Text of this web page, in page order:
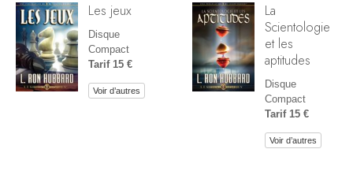
Les jeux
Disque
Compact
Tarif 15 €
Voir d’autres
La
Scientologie
et les
aptitudes
Disque
Compact
Tarif 15 €
Voir d’autres